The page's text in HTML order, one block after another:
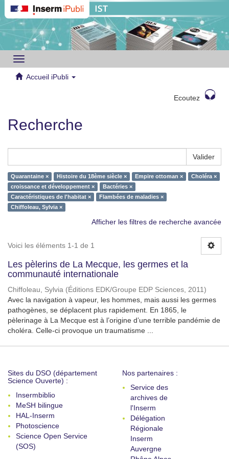
Toggle
navigation
Accueil iPubli
Ecoutez
Recherche
Valider
Quarantaine × Histoire du 18ème siècle × Empire ottoman ×
Choléra ×
croissance et développement ×
Bactéries ×
Caractéristiques de l'habitat ×
Flambées de maladies ×
Chiffoleau, Sylvia ×
Afficher les filtres de recherche avancée
Voici les éléments 1-1 de 1
Les pèlerins de La Mecque, les germes et la
communauté internationale
Chiffoleau, Sylvia (Éditions EDK/Groupe EDP Sciences, 2011)
Avec la navigation à vapeur, les hommes, mais aussi les germes
pathogènes, se déplacent plus rapidement. En 1865, le
pèlerinage à La Mecque est à l’origine d’une terrible pandémie de
choléra. Celle-ci provoque un traumatisme ...
Sites du DSO (département
Science Ouverte) :
Insermbiblio
MeSH bilingue
HAL-Inserm
Photoscience
Science Open Service
(SOS)
Nos partenaires :
Service des
archives de
l'Inserm
Délégation
Régionale
Inserm
Auvergne